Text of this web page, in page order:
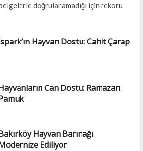
doğrulanamadığı için rekoru
Hayvan Dostu: Cahit Çarap
Can Dostu: Ramazan
Hayvan Barınağı
Ediliyor